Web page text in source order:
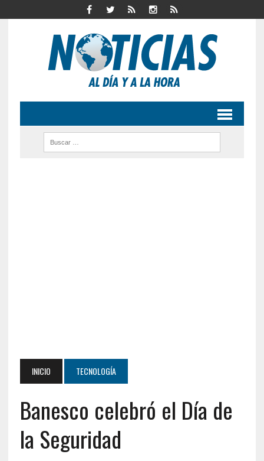
INICIO TECNOLOGÍA
Banesco celebró el Día de
la Seguridad